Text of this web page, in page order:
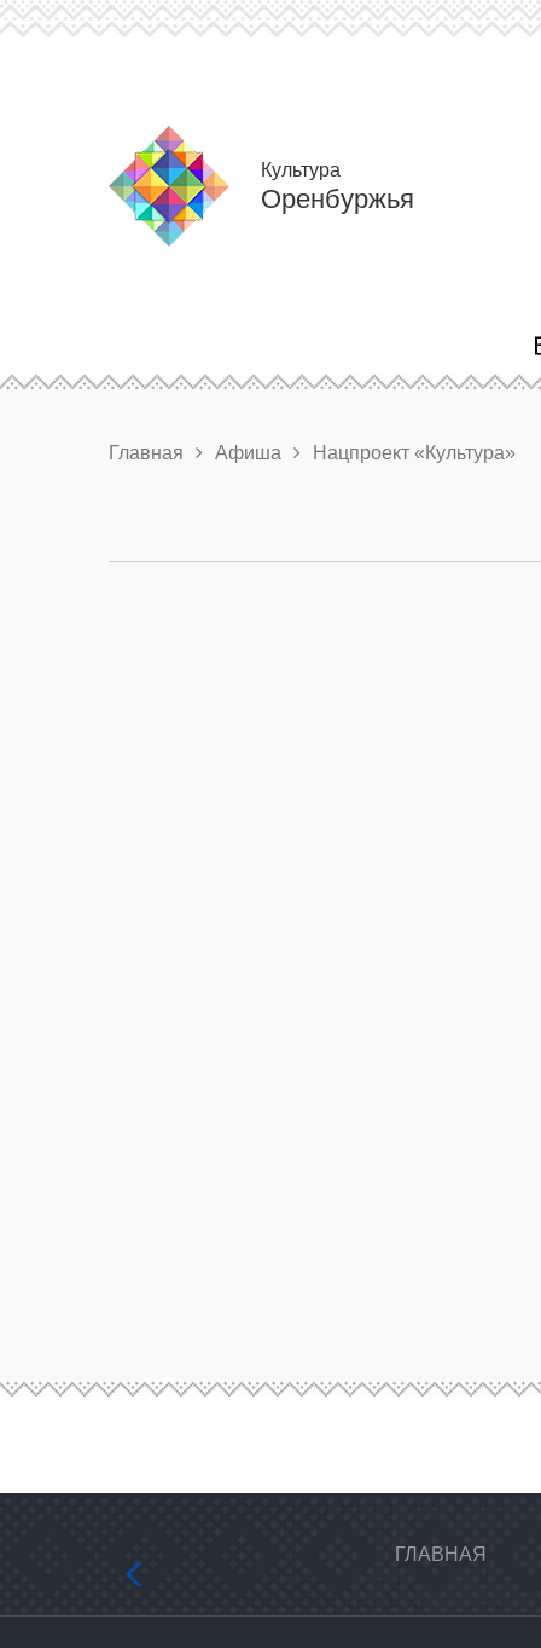
Культура
Оренбуржья
Главная Афиша Нацпроект «Культура»
ГЛАВНАЯ